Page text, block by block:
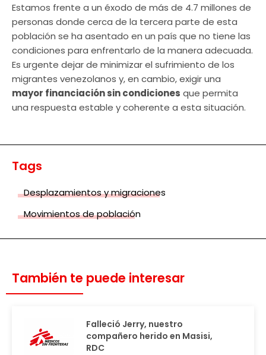
Estamos frente a un éxodo de más de 4.7 millones de
personas donde cerca de la tercera parte de esta
población se ha asentado en un país que no tiene las
condiciones para enfrentarlo de la manera adecuada.
Es urgente dejar de minimizar el sufrimiento de los
migrantes venezolanos y, en cambio, exigir una
mayor financiación sin condiciones que permita
una respuesta estable y coherente a esta situación.
Tags
Desplazamientos y migraciones
Movimientos de población
También te puede interesar
Falleció Jerry, nuestro
compañero herido en Masisi,
RDC